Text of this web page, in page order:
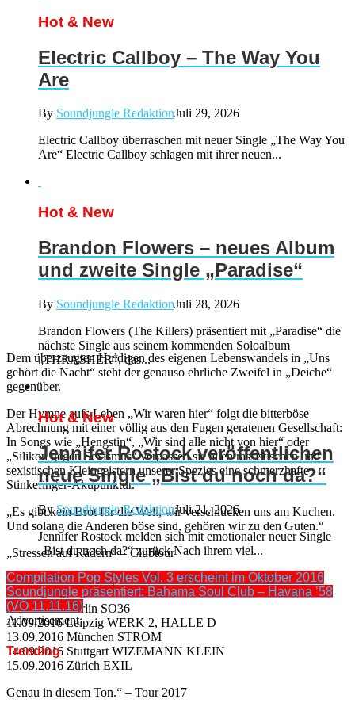
Dem überzeugten Huldigen des eigenen Lebenswandels in „Uns
gehört die Nacht“ steht der genauso ehrliche Zweifel in „Deiche“
gegenüber.
Der Hymne aufs Leben „Wir waren hier“ folgt die bitterböse
Abrechnung mit einer völlig aus den Fugen geratenen Gesellschaft:
In Songs wie „Hengstin“, „Wir sind alle nicht von hier“ oder
„Silikon gegen Sexismus“ verpassen sie allen rassistischen und
sexistischen Kleingeistern unserer Spezies eine schmerzhafte
Stinkefinger-Akupunktur.
„Es gibt kein Brot für die Welt, wir verschlucken uns am Kuchen.
Und solang die Anderen böse sind, gehören wir zu den Guten.“
„Stressen auf Rädern“ – Clubtour
06.09.2016 Hamburg KNUST
07.09.2016 Köln CLUB BAHNHOF EHRENFELD
08.09.2016 Berlin SO36
11.09.2016 Leipzig WERK 2, HALLE D
13.09.2016 München STROM
14.09.2016 Stuttgart WIZEMANN KLEIN
15.09.2016 Zürich EXIL
Genau in diesem Ton.“ – Tour 2017
Hot & New
Electric Callboy – The Way You
Are
By Soundjungle RedaktionJuli 29, 2026
Electric Callboy überraschen mit neuer Single „The Way You
Are“ Electric Callboy schlagen mit ihrer neuen...
Hot & New
Brandon Flowers – neues Album
und zweite Single „Paradise“
By Soundjungle RedaktionJuli 28, 2026
Brandon Flowers (The Killers) präsentiert mit „Paradise“ die
nächste Single aus seinem kommenden Soloalbum
„THRASHER“, das...
Hot & New
Jennifer Rostock veröffentlichen
neue Single „Bist du noch da?“
BySoundjungle RedaktionJuli 21, 2026
Jennifer Rostock melden sich mit emotionaler neuer Single
„Bist du noch da?“ zurück Nach ihrem viel...
Compilation Pop Styles Vol. 3 erscheint im Oktober 2016
Soundjungle präsentiert: Bahama Soul Club – Havana ’58
(VÖ 11.11.16)
Advertisement
Trending